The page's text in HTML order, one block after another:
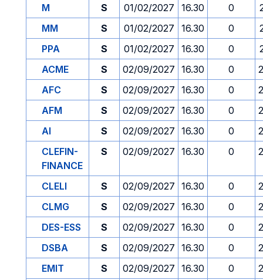
M
S 01/02/2027 16.30 0
MM
S 01/02/2027 16.30 0
PPA
S 01/02/2027 16.30 0
ACME
S 02/09/2027 16.30 0
AFC
S 02/09/2027 16.30 0
AFM
S 02/09/2027 16.30 0
AI
S 02/09/2027 16.30 0
CLEFIN-
FINANCE
S 02/09/2027 16.30 0
CLELI S 02/09/2027 16.30 0
CLMG
S 02/09/2027 16.30 0
DES-ESS
S 02/09/2027 16.30 0
DSBA
S 02/09/2027 16.30 0
EMIT
S 02/09/2027 16.30 0